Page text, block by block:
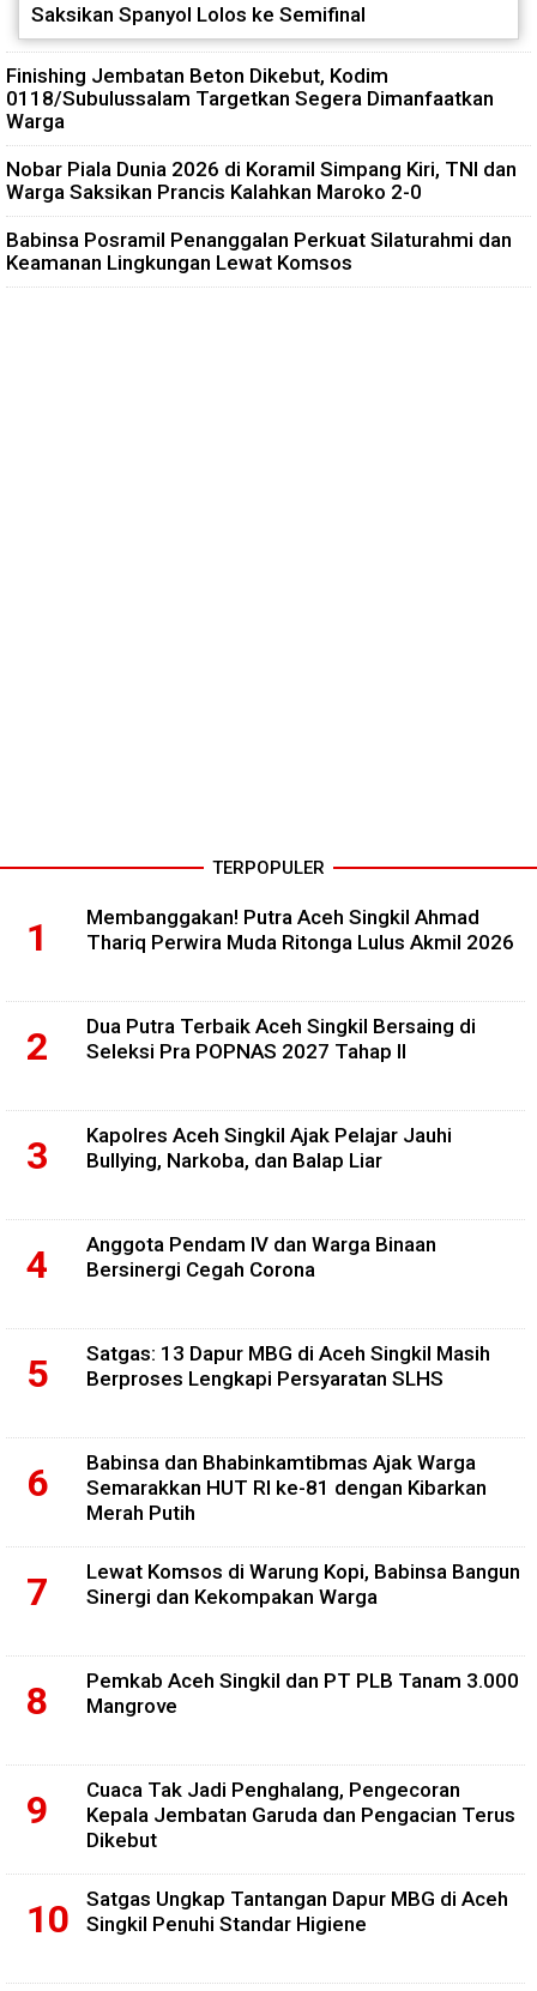
Saksikan Spanyol Lolos ke Semifinal
Finishing Jembatan Beton Dikebut, Kodim
0118/Subulussalam Targetkan Segera Dimanfaatkan
Warga
Nobar Piala Dunia 2026 di Koramil Simpang Kiri, TNI dan
Warga Saksikan Prancis Kalahkan Maroko 2-0
Babinsa Posramil Penanggalan Perkuat Silaturahmi dan
Keamanan Lingkungan Lewat Komsos
TERPOPULER
Membanggakan! Putra Aceh Singkil Ahmad
Thariq Perwira Muda Ritonga Lulus Akmil 2026
Dua Putra Terbaik Aceh Singkil Bersaing di
Seleksi Pra POPNAS 2027 Tahap II
Kapolres Aceh Singkil Ajak Pelajar Jauhi
Bullying, Narkoba, dan Balap Liar
Anggota Pendam IV dan Warga Binaan
Bersinergi Cegah Corona
Satgas: 13 Dapur MBG di Aceh Singkil Masih
Berproses Lengkapi Persyaratan SLHS
Babinsa dan Bhabinkamtibmas Ajak Warga
Semarakkan HUT RI ke-81 dengan Kibarkan
Merah Putih
Lewat Komsos di Warung Kopi, Babinsa Bangun
Sinergi dan Kekompakan Warga
Pemkab Aceh Singkil dan PT PLB Tanam 3.000
Mangrove
Cuaca Tak Jadi Penghalang, Pengecoran
Kepala Jembatan Garuda dan Pengacian Terus
Dikebut
Satgas Ungkap Tantangan Dapur MBG di Aceh
Singkil Penuhi Standar Higiene